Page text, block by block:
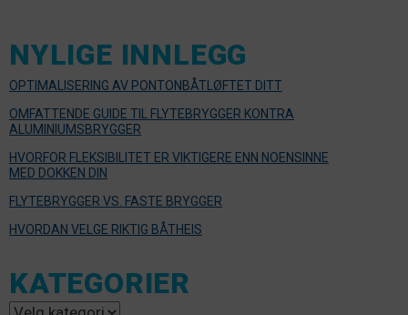
NYLIGE INNLEGG
OPTIMALISERING AV PONTONBÅTLØFTET DITT
OMFATTENDE GUIDE TIL FLYTEBRYGGER KONTRA
ALUMINIUMSBRYGGER
HVORFOR FLEKSIBILITET ER VIKTIGERE ENN NOENSINNE
MED DOKKEN DIN
FLYTEBRYGGER VS. FASTE BRYGGER
HVORDAN VELGE RIKTIG BÅTHEIS
KATEGORIER
Kategorier